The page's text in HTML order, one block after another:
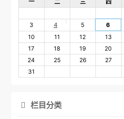
一
二 三 四
3
4 1 5 6
10
11 12 13
17
18 19 20
24
25 26 27
31
 栏目分类